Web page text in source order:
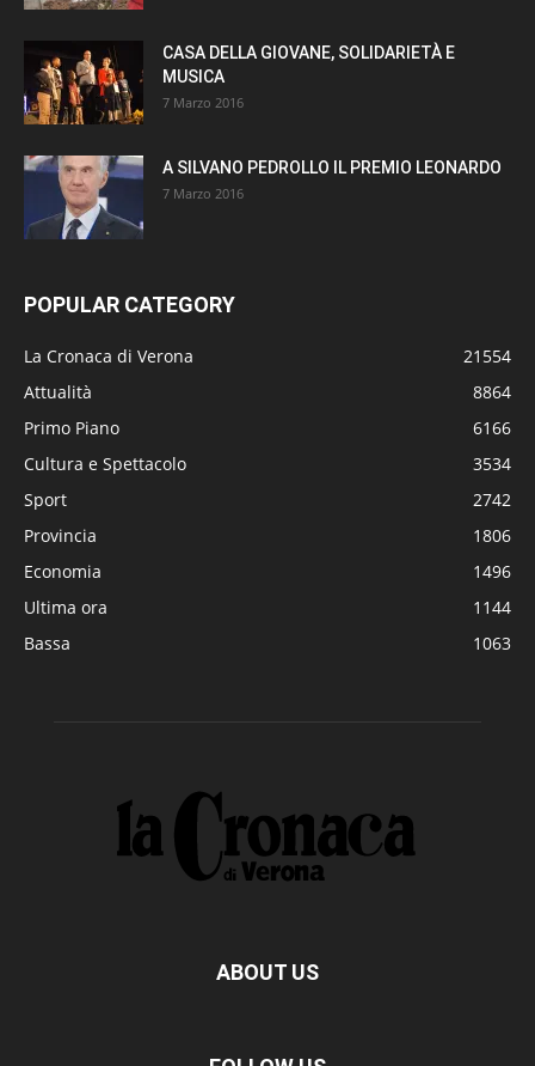
CASA DELLA GIOVANE, SOLIDARIETÀ E
MUSICA
7 Marzo 2016
A SILVANO PEDROLLO IL PREMIO LEONARDO
7 Marzo 2016
POPULAR CATEGORY
La Cronaca di Verona
21554
Attualità
8864
Primo Piano
6166
Cultura e Spettacolo
3534
Sport
2742
Provincia
1806
Economia
1496
Ultima ora
1144
Bassa
1063
ABOUT US